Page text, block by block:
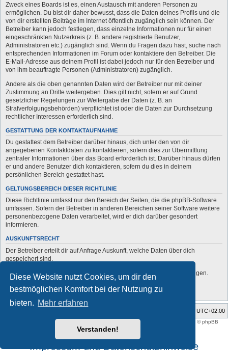
Diese Website nutzt Cookies, um dir den
bestmöglichen Komfort bei der Nutzung zu
bieten. Mehr erfahren
Verstanden!
Zweck eines Boards ist es, einen Austausch mit anderen Personen zu
ermöglichen. Du bist dir daher bewusst, dass die Daten deines Profils und die
von dir erstellten Beiträge im Internet öffentlich zugänglich sein können. Der
Betreiber kann jedoch festlegen, dass einzelne Informationen nur für einen
eingeschränkten Nutzerkreis (z. B. andere registrierte Benutzer,
Administratoren etc.) zugänglich sind. Wenn du Fragen dazu hast, suche nach
entsprechenden Informationen im Forum oder kontaktiere den Betreiber. Die
E-Mail-Adresse aus deinem Profil ist dabei jedoch nur für den Betreiber und
von ihm beauftragte Personen (Administratoren) zugänglich.
Andere als die oben genannten Daten wird der Betreiber nur mit deiner
Zustimmung an Dritte weitergeben. Dies gilt nicht, sofern er auf Grund
gesetzlicher Regelungen zur Weitergabe der Daten (z. B. an
Strafverfolgungsbehörden) verpflichtet ist oder die Daten zur Durchsetzung
rechtlicher Interessen erforderlich sind.
GESTATTUNG DER KONTAKTAUFNAHME
Du gestattest dem Betreiber darüber hinaus, dich unter den von dir
angegebenen Kontaktdaten zu kontaktieren, sofern dies zur Übermittlung
zentraler Informationen über das Board erforderlich ist. Darüber hinaus dürfen
er und andere Benutzer dich kontaktieren, sofern du dies in deinem
persönlichen Bereich gestattet hast.
GELTUNGSBEREICH DIESER RICHTLINIE
Diese Richtlinie umfasst nur den Bereich der Seiten, die die phpBB-Software
umfassen. Sofern der Betreiber in anderen Bereichen seiner Software weitere
personenbezogene Daten verarbeitet, wird er dich darüber gesondert
informieren.
AUSKUNFTSRECHT
Der Betreiber erteilt dir auf Anfrage Auskunft, welche Daten über dich
gespeichert sind.
Du kannst jederzeit die Löschung bzw. Sperrung deiner Daten verlangen.
Kontaktiere hierzu bitte den Betreiber.
UTC+02:00
support forum tricolor phpBB
® Forum Software © phpBB
Limited
Deutsche Übersetzung durch
Impressum und Datenschutzhinweise